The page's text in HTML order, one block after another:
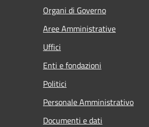
Organi di Governo
Aree Amministrative
Uffici
Enti e fondazioni
Politici
Personale Amministrativo
Documenti e dati